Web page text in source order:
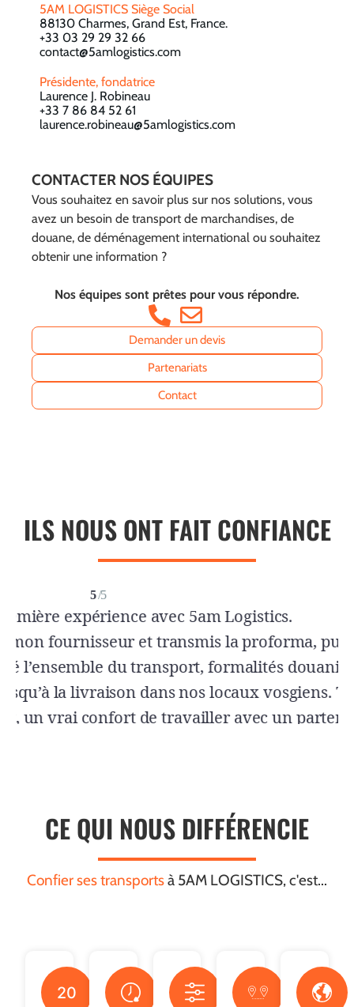
5AM LOGISTICS Siège Social
88130 Charmes, Grand Est, France.
+33 03 29 29 32 66
contact@5amlogistics.com
Présidente, fondatrice
Laurence J. Robineau
+33 7 86 84 52 61
laurence.robineau@5amlogistics.com
CONTACTER NOS ÉQUIPES
Vous souhaitez en savoir plus sur nos solutions, vous
avez un besoin de transport de marchandises, de
douane, de déménagement international ou souhaitez
obtenir une information ?
Nos équipes sont prêtes pour vous répondre.
Demander un devis
Partenariats
Contact
ILS NOUS ONT FAIT CONFIANCE
CE QUI NOUS DIFFÉRENCIE
Confier ses transportsà 5AM LOGISTICS, c'est...
20